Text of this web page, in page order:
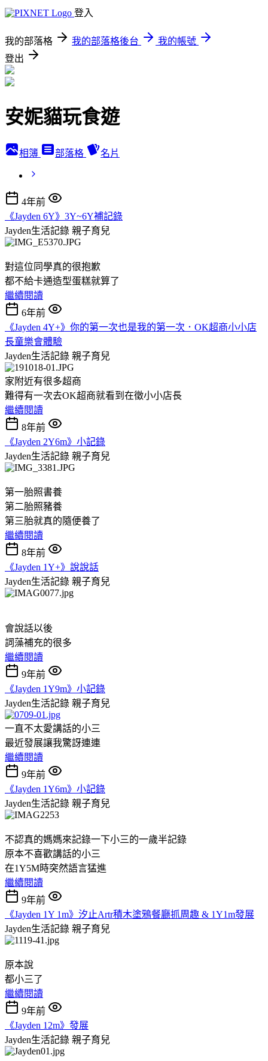
登入
我的部落格 我的部落格後台
我的帳號
登出
安妮貓玩食遊
相簿 部落格 名片
4年前
《Jayden 6Y》3Y~6Y補記錄
Jayden生活記錄 親子育兒
對這位同學真的很抱歉
都不給卡通造型蛋糕就算了
繼續閱讀
6年前
《Jayden 4Y+》你的第一次也是我的第一次．OK超商小小店
長童樂會體驗
Jayden生活記錄 親子育兒
家附近有很多超商
難得有一次去OK超商就看到在徵小小店長
繼續閱讀
8年前
《Jayden 2Y6m》小記錄
Jayden生活記錄 親子育兒
第一胎照書養
第二胎照豬養
第三胎就真的隨便養了
繼續閱讀
8年前
《Jayden 1Y+》說說話
Jayden生活記錄 親子育兒
會說話以後
詞藻補充的很多
繼續閱讀
9年前
《Jayden 1Y9m》小記錄
Jayden生活記錄 親子育兒
一直不太愛講話的小三
最近發展讓我驚訝連連
繼續閱讀
9年前
《Jayden 1Y6m》小記錄
Jayden生活記錄 親子育兒
不認真的媽媽來記錄一下小三的一歲半記錄
原本不喜歡講話的小三
在1Y5M時突然語言猛進
繼續閱讀
9年前
《Jayden 1Y 1m》汐止Artr積木塗鴉餐廳抓周趣 & 1Y1m發展
Jayden生活記錄 親子育兒
原本說
都小三了
繼續閱讀
9年前
《Jayden 12m》發展
Jayden生活記錄 親子育兒